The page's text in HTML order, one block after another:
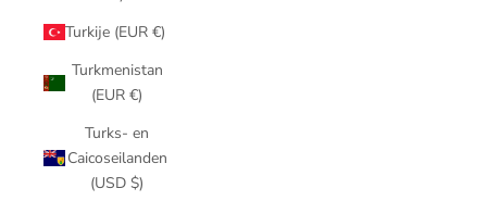
Turkije (EUR €)
Turkmenistan
(EUR €)
Turks- en
Caicoseilanden
(USD $)